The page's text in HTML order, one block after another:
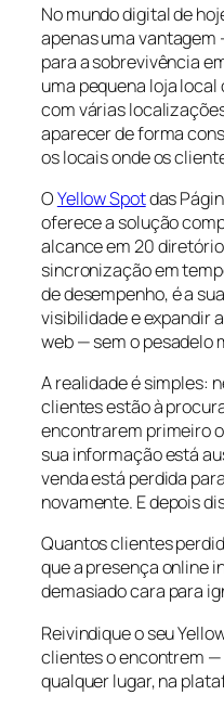
No mundo digital de
apenas uma
para a sobrevivência
uma pequena loja
com várias
aparecer de forma
os locais onde os
OYellow Spotdas
oferece a solução
alcance em 20
sincronização em
de desempenho, é a
visibilidade e expandir
web — sem o pesadelo
A realidade é simples:
clientes estão à
encontrarem primeiro
sua informação está
venda está perdida
novamente. E depois
Quantos clientes
que a presença online
demasiado cara para
Reivindique o seu
clientes o encontrem —
qualquer lugar, na